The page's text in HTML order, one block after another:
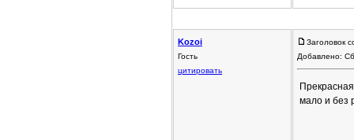
Kozoi
Гость
цитировать
Заголовок
Добавлено:
мало и без